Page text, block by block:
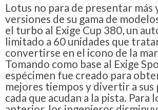
Lotus no para de presentar más
versiones de su gama de
el turbo al Exige Cup 380, un
limitado a 60 unidades que
convertirse en el icono de la
Tomando como base al Exige
espécimen fue creado para
mejores tiempos y divertir a
cada que acudan a la pista. Para